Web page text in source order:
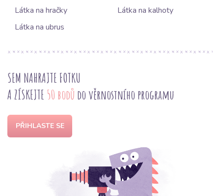
Látka na hračky
Látka na kalhoty
Látka na ubrus
SEM NAHRAJTE FOTKU
A ZÍSKEJTE 50 bodů do věrnostního programu
PŘIHLASTE SE